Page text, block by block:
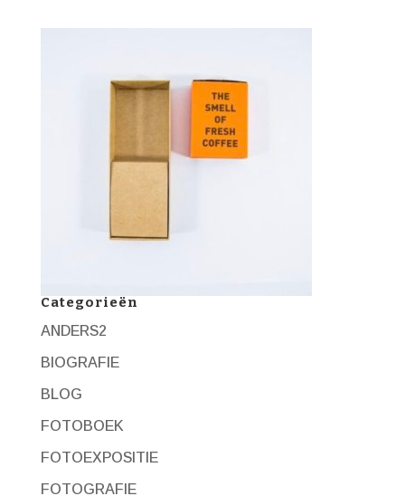
Categorieën
ANDERS2
BIOGRAFIE
BLOG
FOTOBOEK
FOTOEXPOSITIE
FOTOGRAFIE